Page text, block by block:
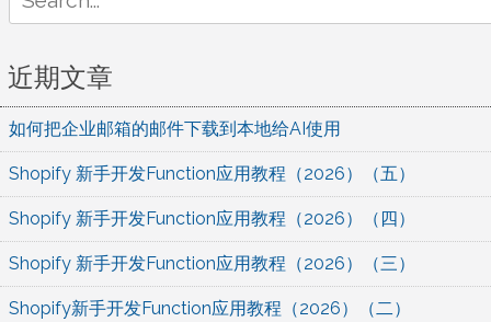
for:
近期文章
如何把企业邮箱的邮件下载到本地给AI使用
Shopify 新手开发Function应用教程（2026）（五）
Shopify 新手开发Function应用教程（2026）（四）
Shopify 新手开发Function应用教程（2026）（三）
Shopify新手开发Function应用教程（2026）（二）